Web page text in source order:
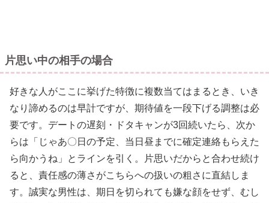
片思い中の相手の場合
好きな人がここに挙げた特徴に複数当てはまるとき、いき
なり諦めるのは早計ですが、期待値を一段下げる調整は必
要です。デートの遅刻・ドタキャンが3回続いたら、次か
らは「じゃあ〇日の予定、当日昼までに確定連絡もらえた
ら向かうね」とラインを引く。片思いだからと合わせ続け
ると、責任感の薄さがこちらへの扱いの粗さに直結しま
す。誠実な男性は、期日を切られても嫌な顔をせず、むし